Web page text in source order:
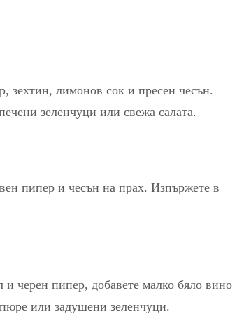
зехтин, лимонов сок и пресен чесън.
зеленчуци или свежа салата.
пипер и чесън на прах. Изпържете в
и черен пипер, добавете малко бяло вино
или задушени зеленчуци.